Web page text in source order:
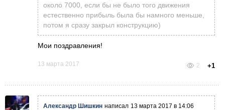
около 7000, если бы не было того движения
естественно прибыль была бы намного меньше,
потом я сразу закрыл конструкцию)
Мои поздравления!
13 марта 2017 2 +1
Александр Шишкин написал 13 марта 2017 в 14:06